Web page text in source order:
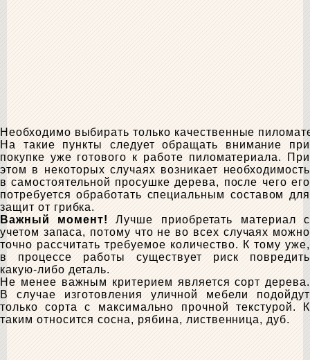
Необходимо выбирать только качественные
На такие пункты следует обращать внимание при
покупке уже готового к работе пиломатериала. При
этом в некоторых случаях возникает необходимость
в самостоятельной просушке дерева, после чего его
потребуется обработать специальным составом для
защит от грибка.
Важный момент!
Лучше приобретать материал с
учетом запаса, потому что не во всех случаях можно
точно рассчитать требуемое количество. К тому уже,
в процессе работы существует риск повредить
какую-либо деталь.
Не менее важным критерием является сорт дерева.
В случае изготовления уличной мебели подойдут
только сорта с максимально прочной текстурой. К
таким относится сосна, рябина, лиственница, дуб.